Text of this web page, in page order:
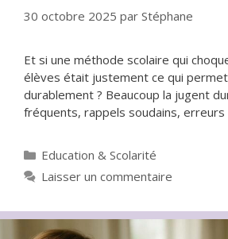
30 octobre 2025 par Stéphane
Et si une méthode scolaire qui
élèves était justement ce qui
durablement ? Beaucoup la jugent
fréquents, rappels soudains,
Catégories
Education & Scolarité
Laisser un commentaire